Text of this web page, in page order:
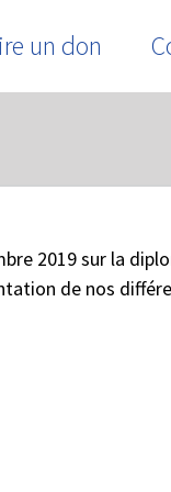
un don
2019 sur la
de nos